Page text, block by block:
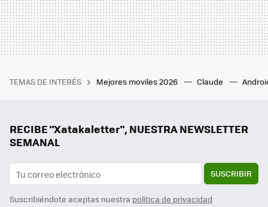
TEMAS DE INTERÉS Mejores moviles 2026 Claude
RECIBE "Xatakaletter", NUESTRA NEWSLETTER
SEMANAL
SUSCRIBIR
Suscribiéndote aceptas nuestra política de privacidad